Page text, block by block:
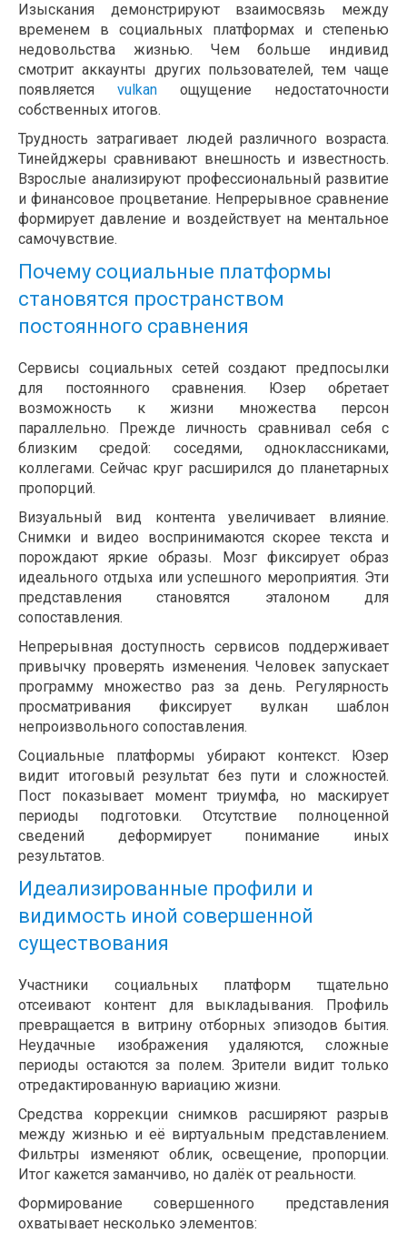
Изыскания демонстрируют взаимосвязь между
временем в социальных платформах и степенью
недовольства жизнью. Чем больше индивид
смотрит аккаунты других пользователей, тем чаще
появляется vulkan ощущение недостаточности
собственных итогов.
Трудность затрагивает людей различного возраста.
Тинейджеры сравнивают внешность и известность.
Взрослые анализируют профессиональный развитие
и финансовое процветание. Непрерывное сравнение
формирует давление и воздействует на ментальное
самочувствие.
Почему социальные платформы
становятся пространством
постоянного сравнения
Сервисы социальных сетей создают предпосылки
для постоянного сравнения. Юзер обретает
возможность к жизни множества персон
параллельно. Прежде личность сравнивал себя с
близким средой: соседями, одноклассниками,
коллегами. Сейчас круг расширился до планетарных
пропорций.
Визуальный вид контента увеличивает влияние.
Снимки и видео воспринимаются скорее текста и
порождают яркие образы. Мозг фиксирует образ
идеального отдыха или успешного мероприятия. Эти
представления становятся эталоном для
сопоставления.
Непрерывная доступность сервисов поддерживает
привычку проверять изменения. Человек запускает
программу множество раз за день. Регулярность
просматривания фиксирует вулкан шаблон
непроизвольного сопоставления.
Социальные платформы убирают контекст. Юзер
видит итоговый результат без пути и сложностей.
Пост показывает момент триумфа, но маскирует
периоды подготовки. Отсутствие полноценной
сведений деформирует понимание иных
результатов.
Идеализированные профили и
видимость иной совершенной
существования
Участники социальных платформ тщательно
отсеивают контент для выкладывания. Профиль
превращается в витрину отборных эпизодов бытия.
Неудачные изображения удаляются, сложные
периоды остаются за полем. Зрители видит только
отредактированную вариацию жизни.
Средства коррекции снимков расширяют разрыв
между жизнью и её виртуальным представлением.
Фильтры изменяют облик, освещение, пропорции.
Итог кажется заманчиво, но далёк от реальности.
Формирование совершенного представления
охватывает несколько элементов: